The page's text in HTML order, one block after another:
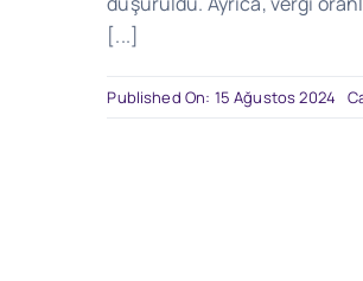
[...]
Published On: 15 Ağustos 2024